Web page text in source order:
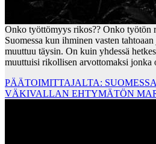
Onko työttömyys rikos?? Onko työtön
Suomessa kun ihminen vasten
muuttuu täysin. On kuin yhdessä
muuttuisi rikollisen arvottomaksi jonka
PÄÄTOIMITTAJALTA:
VÄKIVALLAN EHTYMÄTÖN